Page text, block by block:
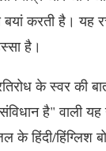
करती है। यह
है।
के स्वर की
है" वाली
के हिंदी/हिंग्लिश